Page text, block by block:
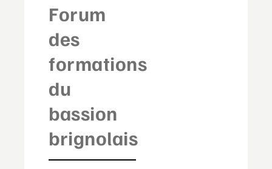
Forum
des
formations
du
bassion
brignolais